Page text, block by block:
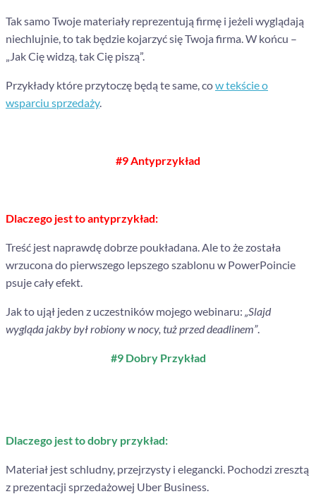
Tak samo Twoje materiały reprezentują firmę i jeżeli wyglądają
niechlujnie, to tak będzie kojarzyć się Twoja firma. W końcu –
„Jak Cię widzą, tak Cię piszą”.
Przykłady które przytoczę będą te same, cow tekście o
wsparciu sprzedaży.
#9 Antyprzykład
Dlaczego jest to antyprzykład:
Treść jest naprawdę dobrze poukładana. Ale to że została
wrzucona do pierwszego lepszego szablonu w PowerPoincie
psuje cały efekt.
Jak to ujął jeden z uczestników mojego webinaru: „Slajd
wygląda jakby był robiony w nocy, tuż przed deadlinem”.
#9 Dobry Przykład
Dlaczego jest to dobry przykład:
Materiał jest schludny, przejrzysty i elegancki. Pochodzi zresztą
z prezentacji sprzedażowej Uber Business.